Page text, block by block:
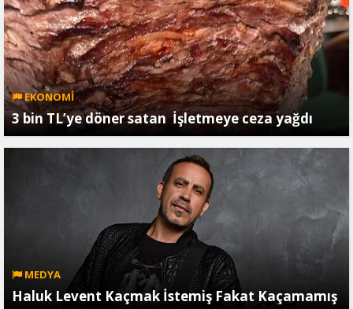
EKONOMİ
3 bin TL’ye döner satan İşletmeye ceza yağdı
MEDYA
Haluk Levent Kaçmak İstemiş Fakat Kaçamamış